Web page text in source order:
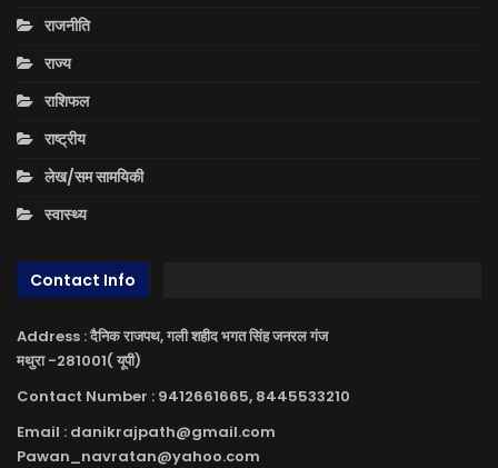
राजनीति
राज्य
राशिफल
राष्ट्रीय
लेख/सम सामयिकी
स्वास्थ्य
Contact Info
Address : दैनिक राजपथ, गली शहीद भगत सिंह जनरल गंज
मथुरा -281001( यूपी)
Contact Number : 9412661665, 8445533210
Email : danikrajpath@gmail.com
Pawan_navratan@yahoo.com